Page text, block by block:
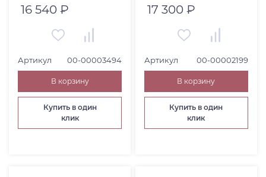
От До
Глубина, см
16 540 ₽
Артикул 00-00003494
В корзину
Купить в один
клик
17 300 ₽
Артикул 00-00002199
В корзину
Купить в один
клик